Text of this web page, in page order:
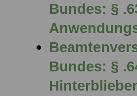
Bundes: §
Bundes: §